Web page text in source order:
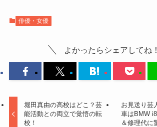
俳優・女優
よかったらシェアしてね！
堀田真由の高校はどこ？芸
能活動との両立で覚悟の転
校！
お見送り芸
車はBMW
＆修理代に